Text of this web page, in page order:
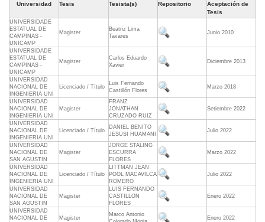
Universidad Tesis Tesista(s) Repositorio
Aceptación de
Tesis
UNIVERSIDADE
ESTATUAL DE
CAMPINAS -
UNICAMP
Magister
Beatriz Lima
Tavares
Junio 2010
UNIVERSIDADE
ESTATUAL DE
CAMPINAS -
UNICAMP
Magister
Carlos Eduardo
Xavier
Diciembre 2013
UNIVERSIDAD
NACIONAL DE
INGENIERIA UNI
Licenciado / Título
Luis Fernando
Castillón Flores
Marzo 2018
UNIVERSIDAD
NACIONAL DE
INGENIERIA UNI
Magister
FRANZ
JONATHAN
CRUZADO RUIZ
Setiembre 2022
UNIVERSIDAD
NACIONAL DE
INGENIERIA UNI
Licenciado / Título
DANIEL BENITO
JESUSI HUAMANI
Julio 2022
UNIVERSIDAD
NACIONAL DE
SAN AGUSTIN
Magister
JORGE STALING
ESCURRA
FLORES
Marzo 2022
UNIVERSIDAD
NACIONAL DE
INGENIERIA UNI
Licenciado / Título
LITTMAN JEAN
POOL MACAVILCA
ROMERO
Julio 2022
UNIVERSIDAD
NACIONAL DE
SAN AGUSTIN
Magister
LUIS FERNANDO
CASTILLON
FLORES
Enero 2022
UNIVERSIDAD
NACIONAL DE
Magister
Marco Antonio
Enero 2022